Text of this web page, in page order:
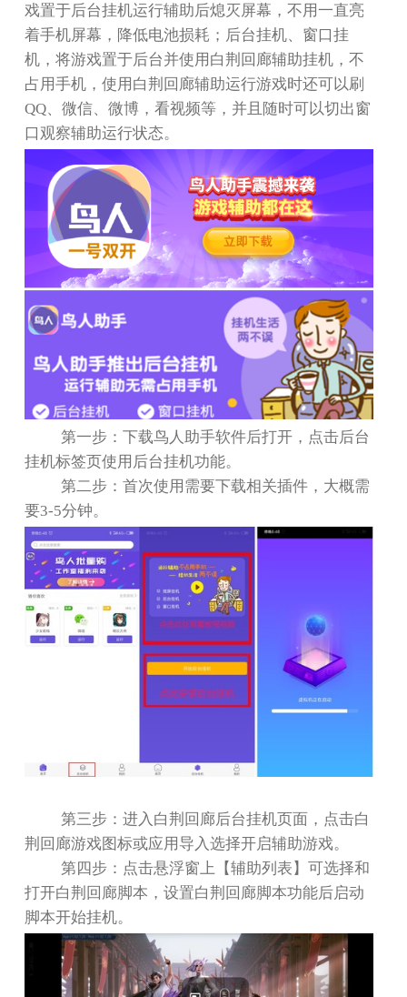
戏置于后台挂机运行辅助后熄灭屏幕，不用一直亮
着手机屏幕，降低电池损耗；后台挂机、窗口挂
机，将游戏置于后台并使用白荆回廊辅助挂机，不
占用手机，使用白荆回廊辅助运行游戏时还可以刷
QQ、微信、微博，看视频等，并且随时可以切出窗
口观察辅助运行状态。
第一步：下载鸟人助手软件后打开，点击后台
挂机标签页使用后台挂机功能。
第二步：首次使用需要下载相关插件，大概需
要3-5分钟。
第三步：进入白荆回廊后台挂机页面，点击白
荆回廊游戏图标或应用导入选择开启辅助游戏。
第四步：点击悬浮窗上【辅助列表】可选择和
打开白荆回廊脚本，设置白荆回廊脚本功能后启动
脚本开始挂机。